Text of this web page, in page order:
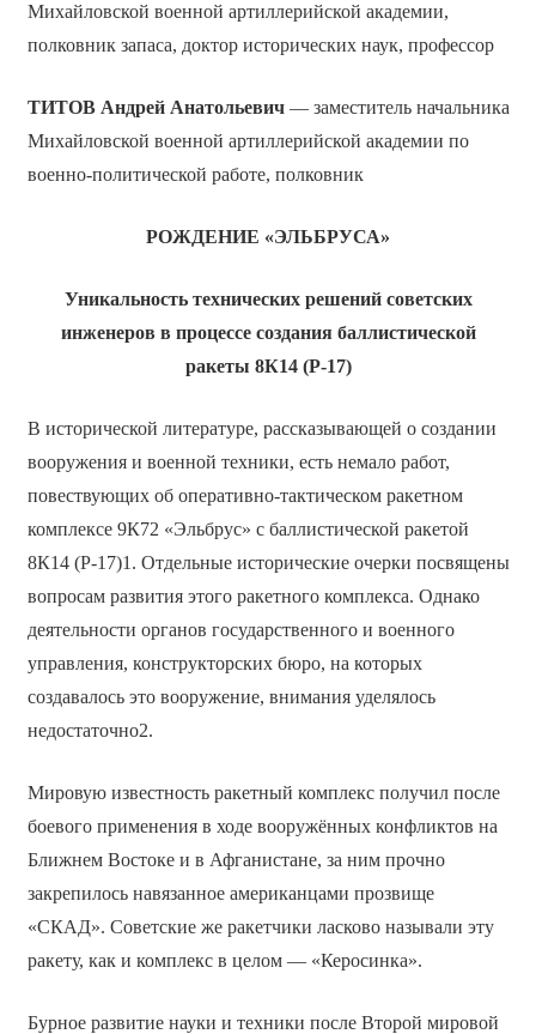
Михайловской военной артиллерийской академии,
полковник запаса, доктор исторических наук, профессор
ТИТОВ Андрей Анатольевич— заместитель начальника
Михайловской военной артиллерийской академии по
военно-политической работе, полковник
РОЖДЕНИЕ «ЭЛЬБРУСА»
Уникальность технических решений советских
инженеров в процессе создания баллистической
ракеты 8К14 (Р-17)
В исторической литературе, рассказывающей о создании
вооружения и военной техники, есть немало работ,
повествующих об оперативно-тактическом ракетном
комплексе 9К72 «Эльбрус» с баллистической ракетой
8К14 (Р-17)1. Отдельные исторические очерки посвящены
вопросам развития этого ракетного комплекса. Однако
деятельности органов государственного и военного
управления, конструкторских бюро, на которых
создавалось это вооружение, внимания уделялось
недостаточно2.
Мировую известность ракетный комплекс получил после
боевого применения в ходе вооружённых конфликтов на
Ближнем Востоке и в Афганистане, за ним прочно
закрепилось навязанное американцами прозвище
«СКАД». Советские же ракетчики ласково называли эту
ракету, как и комплекс в целом — «Керосинка».
Бурное развитие науки и техники после Второй мировой